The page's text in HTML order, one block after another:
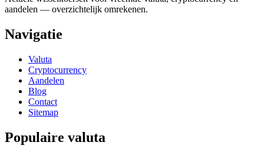
aandelen — overzichtelijk omrekenen.
Navigatie
Valuta
Cryptocurrency
Aandelen
Blog
Contact
Sitemap
Populaire valuta